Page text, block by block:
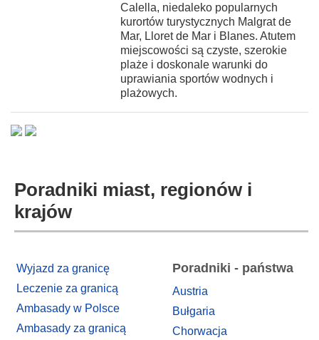
Calella, niedaleko popularnych
kurortów turystycznych Malgrat de
Mar, Lloret de Mar i Blanes. Atutem
miejscowości są czyste, szerokie
plaże i doskonale warunki do
uprawiania sportów wodnych i
plażowych.
Poradniki miast, regionów i
krajów
Wyjazd za granicę
Leczenie za granicą
Ambasady w Polsce
Ambasady za granicą
Poradniki - państwa
Austria
Bułgaria
Chorwacja